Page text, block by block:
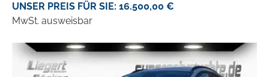
UNSER PREIS FÜR SIE: 16.500,00 €
MwSt. ausweisbar